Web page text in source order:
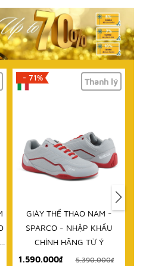
- 61% Thanh lý
DÉP NAM - SPARCO - NHẬP
KHẨU CHÍNH HÃNG TỪ Ý
999.000₫ 2.580.000₫